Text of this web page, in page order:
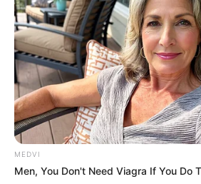
MEDVI
Men, You Don't Need Viagra If You Do